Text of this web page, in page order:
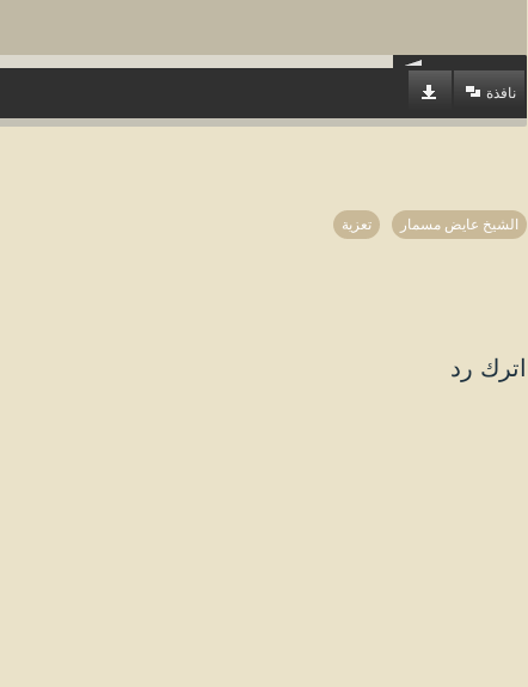
نافذة
الشيخ عايض مسمار تعزية
اترك رد